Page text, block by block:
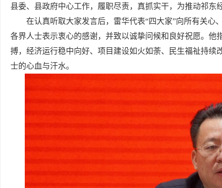
县委、县政府中心工作，履职尽责，真抓实干，为推动祁东
在认真听取大家发言后，雷华代表“四大家”向所有关
各界人士表示衷心的感谢，并致以诚挚问候和良好祝愿。
搏，经济运行稳中向好、项目建设如火如荼、民生福祉持
士的心血与汗水。